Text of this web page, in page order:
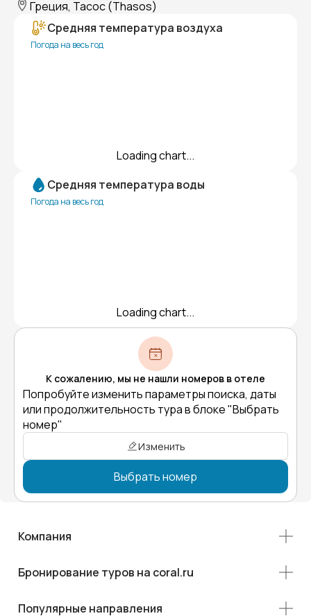
Греция, Тасос (Thasos)
Средняя температура воздуха
Погода на весь год
Loading chart...
Средняя температура воды
Погода на весь год
Loading chart...
К сожалению, мы не нашли номеров в отеле
Попробуйте изменить параметры поиска, даты
или продолжительность тура в блоке "Выбрать
номер"
Изменить
Выбрать номер
Компания
Бронирование туров на coral.ru
Популярные направления